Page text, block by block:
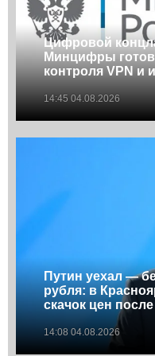
Цифровой
Минцифры
контроля VPN и
14:45 04.08.2026
Путин уехал —
рубля: в
скачок цен
14:08 04.08.2026